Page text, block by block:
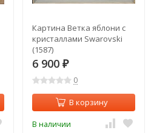
Картина Ветка яблони с
кристаллами Swarovski
(1587)
6 900 ₽
0
В корзину
В наличии